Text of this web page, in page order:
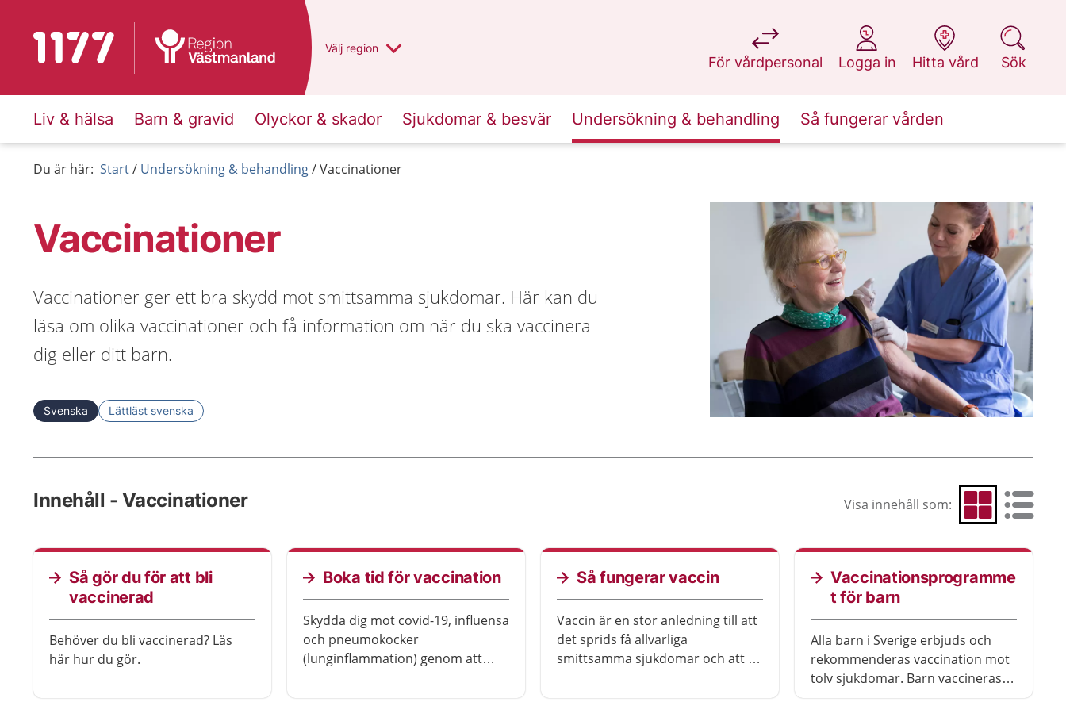
Till startsidan för 1177 Du har valt region
Välj en annan
region
För vårdpersonal
på 1177.se
Logga in
på 1177.se
Hitta vård
på 1177.se
Sök
på 1177.se
Liv & hälsa Barn & gravid Olyckor & skador Sjukdomar & besvär Undersökning & behandling Så fungerar vården
Du är här: Start Undersökning & behandling Vaccinationer
Vaccinationer
Vaccinationer ger ett bra skydd mot smittsamma sjukdomar. Här kan du
läsa om olika vaccinationer och få information om när du ska vaccinera
dig eller ditt barn.
Svenska Lättläst svenska
Innehåll - Vaccinationer Visa innehåll som: Visa som rutnät
Visa som
Så gör du för att bli
vaccinerad
Behöver du bli vaccinerad? Läs
här hur du gör.
Boka tid för vaccination
Skydda dig mot covid-19, influensa
och pneumokocker
(lunginflammation) genom att
Så fungerar vaccin
Vaccin är en stor anledning till att
det sprids få allvarliga
smittsamma sjukdomar och att så
Vaccinationsprogramme
t för barn
Alla barn i Sverige erbjuds och
rekommenderas vaccination mot
tolv sjukdomar. Barn vaccineras